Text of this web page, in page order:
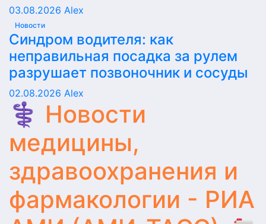
03.08.2026 Alex
Новости
Синдром водителя: как
неправильная посадка за рулем
разрушает позвоночник и сосуды
02.08.2026 Alex
⚕️ Новости
медицины,
здравоохранения и
фармакологии - РИА